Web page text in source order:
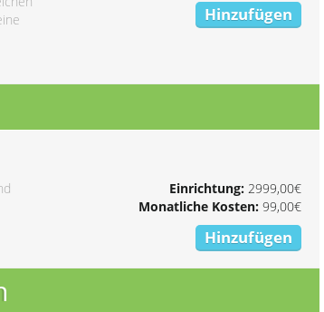
Hinzufügen
Einrichtung:2999,00€
Monatliche Kosten:99,00€
Hinzufügen